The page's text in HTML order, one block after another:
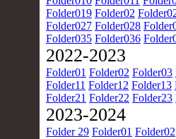
Folder019 Folder02
Folder027 Folder028
Folder035 Folder036
2022-2023
Folder01 Folder02 Folder03
Folder11 Folder12 Folder13
Folder21 Folder22 Folder23
2023-2024
Folder 29 Folder01 Folder02